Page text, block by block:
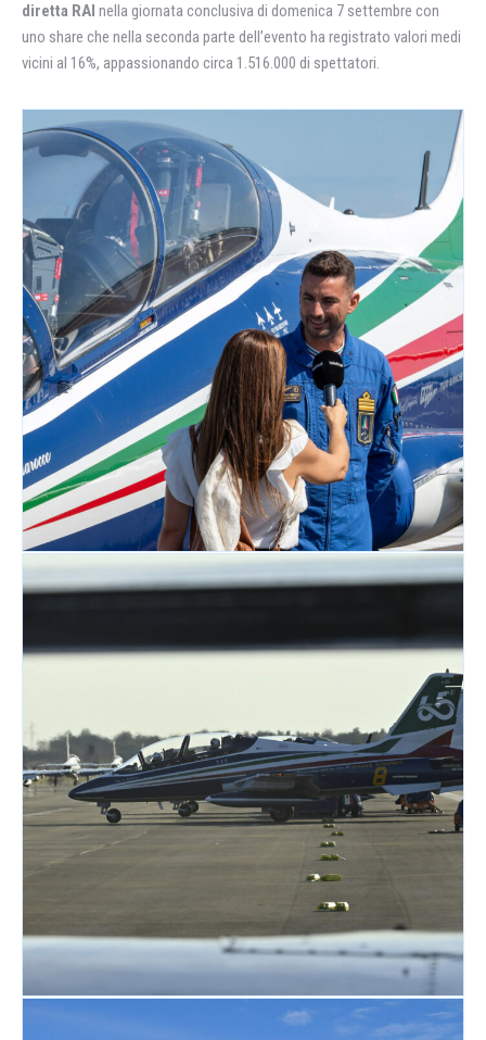
diretta RAI nella giornata conclusiva di domenica 7 settembre con
uno share che nella seconda parte dell’evento ha registrato valori medi
vicini al 16%, appassionando circa 1.516.000 di spettatori.